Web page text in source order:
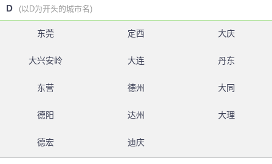
D (以D为开头的城市名)
东莞 定西 大庆
大兴安岭 大连 丹东
东营 德州 大同
德阳 达州 大理
德宏 迪庆